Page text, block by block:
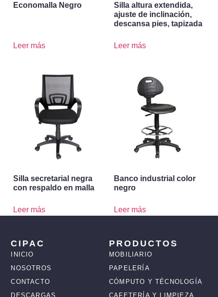
Economalla Negro
Leer más
Silla altura extendida,
ajuste de inclinación,
descansa pies, tapizada
Leer más
Silla secretarial negra
con respaldo en malla
Leer más
Banco industrial color
negro
Leer más
CIPAC
INICIO
NOSOTROS
CONTACTO
DESCARGAS
PRODUCTOS
MOBILIARIO
PAPELERÍA
CÓMPUTO Y TÉCNOLOGÍA
CAFETERÍA Y LIMPIEZA